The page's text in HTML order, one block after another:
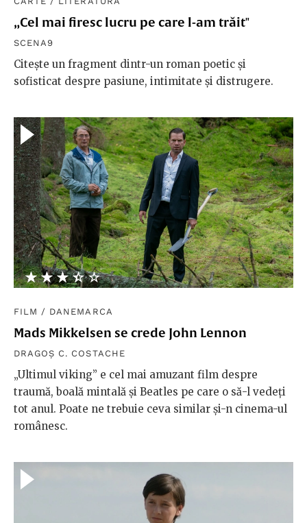
„Cel mai firesc lucru pe care l-am trăit"
SCENA9
Citește un fragment dintr-un roman poetic și
sofisticat despre pasiune, intimitate și distrugere.
★★★★★
☆☆☆☆☆
FILM / DANEMARCA
Mads Mikkelsen se crede John Lennon
DRAGOȘ C. COSTACHE
„Ultimul viking” e cel mai amuzant film despre
traumă, boală mintală și Beatles pe care o să-l vedeți
tot anul. Poate ne trebuie ceva similar și-n cinema-ul
românesc.